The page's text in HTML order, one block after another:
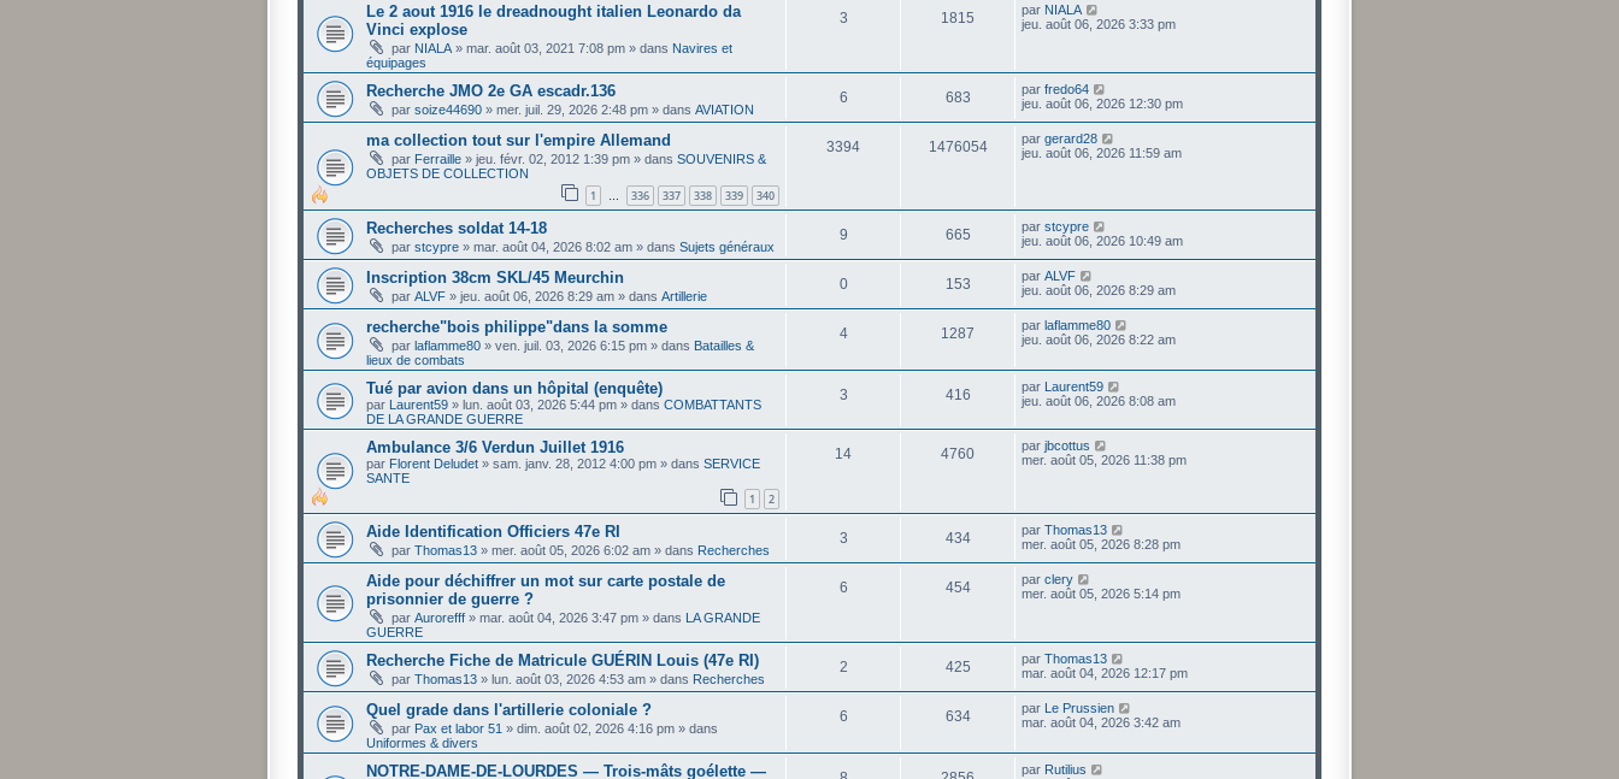
Le 2 aout 1916 le dreadnought italien Leonardo da
Vinci explose
par NIALA » mar. août 03, 2021 7:08 pm » dans Navires et
équipages
3 1815 par NIALA
jeu. août 06, 2026 3:33 pm
Recherche JMO 2e GA escadr.136
par soize44690 » mer. juil. 29, 2026 2:48 pm » dans AVIATION
6 683 par fredo64
jeu. août 06, 2026 12:30 pm
ma collection tout sur l'empire Allemand
par Ferraille » jeu. févr. 02, 2012 1:39 pm » dans SOUVENIRS &
OBJETS DE COLLECTION
1 … 336 337 338 339 340
3394 1476054 par gerard28
jeu. août 06, 2026 11:59 am
Recherches soldat 14-18
par stcypre » mar. août 04, 2026 8:02 am » dans Sujets généraux
9 665 par stcypre
jeu. août 06, 2026 10:49 am
Inscription 38cm SKL/45 Meurchin
par ALVF » jeu. août 06, 2026 8:29 am » dans Artillerie
0 153 par ALVF
jeu. août 06, 2026 8:29 am
recherche"bois philippe"dans la somme
par laflamme80 » ven. juil. 03, 2026 6:15 pm » dans Batailles &
lieux de combats
4 1287 par laflamme80
jeu. août 06, 2026 8:22 am
Tué par avion dans un hôpital (enquête)
par Laurent59 » lun. août 03, 2026 5:44 pm » dans COMBATTANTS
DE LA GRANDE GUERRE
3 416 par Laurent59
jeu. août 06, 2026 8:08 am
Ambulance 3/6 Verdun Juillet 1916
par Florent Deludet » sam. janv. 28, 2012 4:00 pm » dans SERVICE
SANTE
1 2
14 4760 par jbcottus
mer. août 05, 2026 11:38 pm
Aide Identification Officiers 47e RI
par Thomas13 » mer. août 05, 2026 6:02 am » dans Recherches
3 434 par Thomas13
mer. août 05, 2026 8:28 pm
Aide pour déchiffrer un mot sur carte postale de
prisonnier de guerre ?
par Aurorefff » mar. août 04, 2026 3:47 pm » dans
LA GRANDE
GUERRE
6 454 par clery
mer. août 05, 2026 5:14 pm
Recherche Fiche de Matricule GUÉRIN Louis (47e RI)
par Thomas13 » lun. août 03, 2026 4:53 am » dans Recherches
2 425 par Thomas13
mar. août 04, 2026 12:17 pm
Quel grade dans l'artillerie coloniale ?
par Pax et labor 51 » dim. août 02, 2026 4:16 pm » dans
Uniformes & divers
6 634 par
Le Prussien
mar. août 04, 2026 3:42 am
NOTRE-DAME-DE-LOURDES — Trois-mâts goélette — par Rutilius